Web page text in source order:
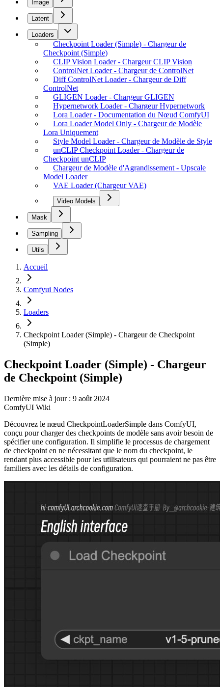
Image
Latent
Loaders
Checkpoint Loader (Simple) - Chargeur de
Checkpoint (Simple)
CLIP Vision Loader - Chargeur CLIP Vision
ControlNet Loader - Chargeur de ControlNet
Diff ControlNet Loader - Chargeur de Diff
ControlNet
GLIGEN Loader - Chargeur GLIGEN
Hypernetwork Loader - Chargeur Hypernetwork
Lora Loader - Documentation du Nœud ComfyUI
Lora Loader Model Only - Chargeur de Modèle
Lora Uniquement
Style Model Loader - Chargeur de Modèle de Style
unCLIP Checkpoint Loader - Chargeur de
Checkpoint unCLIP
Chargeur de Modèle d'Agrandissement - Upscale
Model Loader
VAE Loader (Chargeur VAE)
Video Models
Mask
Sampling
Utils
Accueil
Comfyui Nodes
Loaders
Checkpoint Loader (Simple) - Chargeur de Checkpoint
(Simple)
Checkpoint Loader (Simple) - Chargeur
de Checkpoint (Simple)
Dernière mise à jour : 9 août 2024
ComfyUI Wiki
Découvrez le nœud CheckpointLoaderSimple dans ComfyUI,
conçu pour charger des checkpoints de modèle sans avoir besoin de
spécifier une configuration. Il simplifie le processus de chargement
de checkpoint en ne nécessitant que le nom du checkpoint, le
rendant plus accessible pour les utilisateurs qui pourraient ne pas être
familiers avec les détails de configuration.